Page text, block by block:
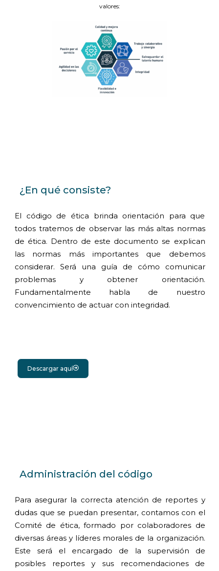
valores:
¿En qué consiste?
El código de ética brinda orientación para que
todos tratemos de observar las más altas normas
de ética. Dentro de este documento se explican
las normas más importantes que debemos
considerar. Será una guía de cómo comunicar
problemas y obtener orientación.
Fundamentalmente habla de nuestro
convencimiento de actuar con integridad.
Descargar aquí
Administración del código
Para asegurar la correcta atención de reportes y
dudas que se puedan presentar, contamos con el
Comité de ética, formado por colaboradores de
diversas áreas y líderes morales de la organización.
Este será el encargado de la supervisión de
posibles reportes y sus recomendaciones de